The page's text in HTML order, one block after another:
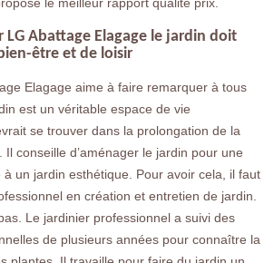
LG Abattage Elagage le jardin doit
être et de loisir
Elagage aime à faire remarquer à tous
est un véritable espace de vie
se trouver dans la prolongation de la
conseille d’aménager le jardin pour une
un jardin esthétique. Pour avoir cela, il faut
en création et entretien de jardin.
Le jardinier professionnel a suivi des
de plusieurs années pour connaître la